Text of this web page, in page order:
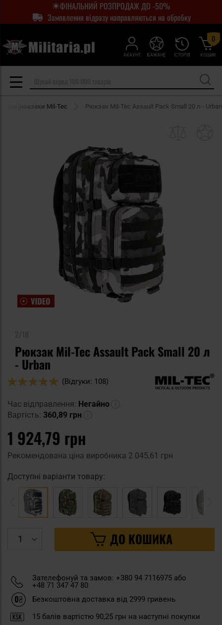
ФІНАЛЬНИЙ РОЗПРОДАЖ ДО -50%
Замовлення відразу направляються на обробку
АКАУНТ ІСТОРІЯ
БАЖАНЕ КОШИК
0
рюкзаки Mil-Tec Рюкзак Mil-Tec Assault Pack Small 20 л - Urban
Рюкзак Mil-Tec Assault Pack Small 20 л
- Urban
Оцінка:
(Відгуки: 108)
Час відправлення: Негайно
Вартість: 360,89 грн
1 924,79 грн
Рекомендована ціна виробника 2 045,61 грн
Доступні варіанти товару:
ДО КОШИКА
Зателефонуй та замов: +380 94 7116975 або
+48 71 347 47 80
Безкоштовна доставка від 2999 гривень
15 балів вартістю 90,25 грн на наступні покупки